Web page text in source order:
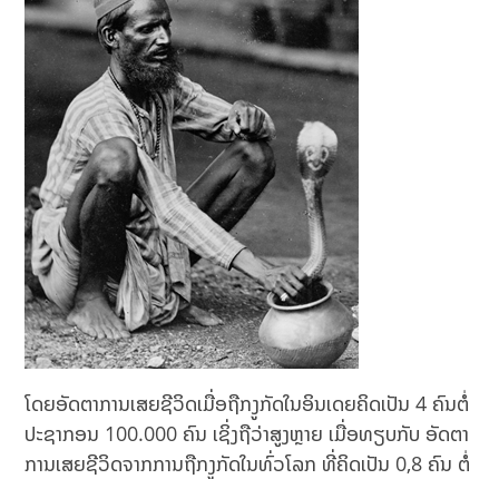
ໂດຍອັດຕາການເສຍຊີວິດເມື່ອຖືກງູກັດໃນອິນເດຍຄິດເປັນ 4 ຄົນຕໍ່
ປະຊາກອນ 100.000 ຄົນ ເຊິ່ງຖືວ່າສູງຫຼາຍ ເມື່ອທຽບກັບ ອັດຕາ
ການເສຍຊີວິດຈາກການຖືກງູກັດໃນທົ່ວໂລກ ທີ່ຄິດເປັນ 0,8 ຄົນ ຕໍ່